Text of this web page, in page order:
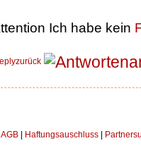
Ich habe kein
zurück
AGB Haftungsauschluss